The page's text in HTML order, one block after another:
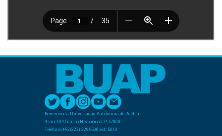
Benemérita Universidad Autónoma de Puebla
4 sur 104 Centro Histórico C.P. 72000
Teléfono +52(222) 2295500 ext. 5013